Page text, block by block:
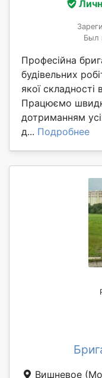
Был
Професійна
будівельних
якої складності
Працюємо
дотриманням
д... Подробнее
Вишневое